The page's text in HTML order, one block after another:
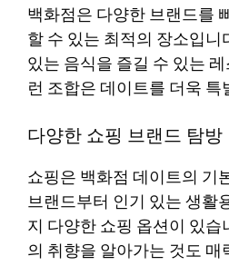
백화점은 다양한 브랜드를
할 수 있는 최적의 장소입니
있는 음식을 즐길 수 있는
런 조합은 데이트를 더욱
다양한 쇼핑 브랜드 탐방
쇼핑은 백화점 데이트의 기
브랜드부터 인기 있는 생활
지 다양한 쇼핑 옵션이 있
의 취향을 알아가는 것도 매